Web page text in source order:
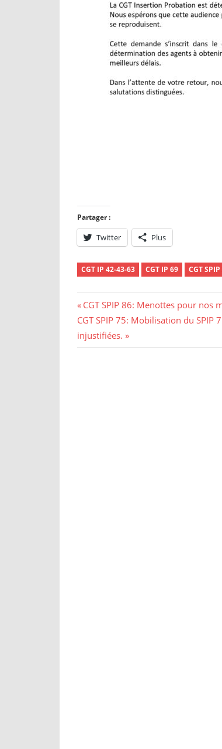
Partager :
Twitter Plus
CGT IP 42-43-63 CGT IP 69 CGT
CGT SPIP 86: Menottes pour nos
CGT SPIP 75: Mobilisation du
injustifiées.